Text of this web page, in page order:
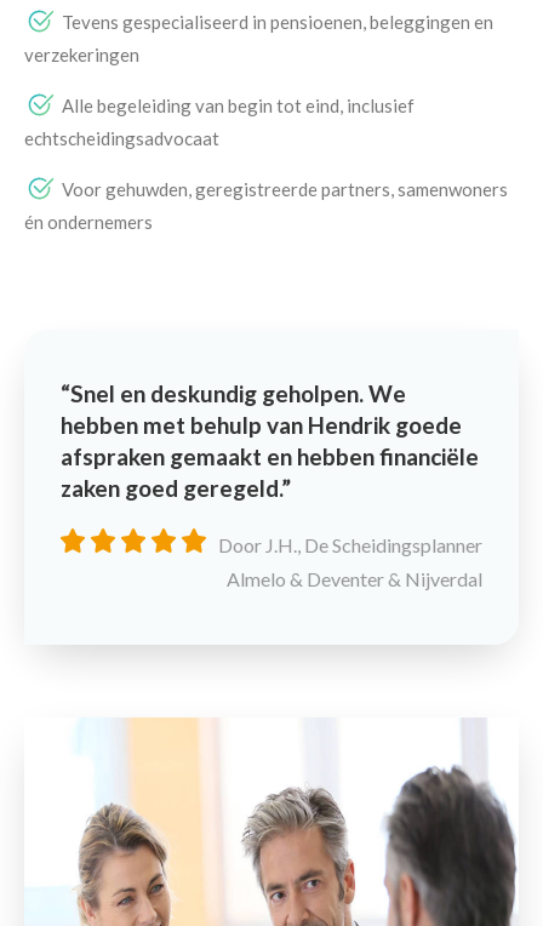
Tevens gespecialiseerd in pensioenen, beleggingen en
verzekeringen
Alle begeleiding van begin tot eind, inclusief
echtscheidingsadvocaat
Voor gehuwden, geregistreerde partners, samenwoners
én ondernemers
Snel en deskundig geholpen. We
hebben met behulp van Hendrik goede
afspraken gemaakt en hebben financiële
zaken goed geregeld.
Door J.H., De Scheidingsplanner
Almelo & Deventer & Nijverdal